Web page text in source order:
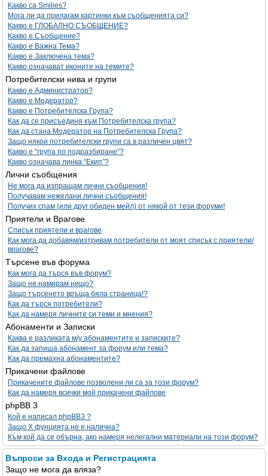
Какво са Smilies?
Мога ли да прилагам картинки към съобщенията си?
Какво е ГЛОБАЛНО СЪОБЩЕНИЕ?
Какво е Съобщение?
Какво е Важна Тема?
Какво е Заключена тема?
Какво означават иконите на темите?
Потребителски нива и групи
Какво е Администратор?
Какво е Модератор?
Какво е Потребителска Група?
Как да се присъединя към Потребителска група?
Как да стана Модератор на Потребителска Група?
Защо някои потребителски групи са в различен цвят?
Какво е “група по подразбиране”?
Какво означава линка “Екип”?
Лични съобщения
Не мога да изпращам лични съобщения!
Получавам нежелани лични съобщения!
Получих спам (или друг обиден мейл) от някой от тези форуми!
Приятели и Врагове
Списък приятели и врагове
Как мога да добавям/изтривам потребители от моят списък с приятели/
врагове?
Търсене във форума
Как мога да търся във форум?
Защо не намирам нищо?
Защо търсенето връща бяла страница!?
Как да търся потребители?
Как да намеря личните си теми и мнения?
Абонаменти и Записки
Каква е разликата м/у абонаментите и записките?
Как да запиша абонамент за форум или тема?
Как да премахна абонаментите?
Прикачени файлове
Прикачените файлове позволени ли са за този форум?
Как да намеря всички мой прикачени файлове
phpBB 3
Кой е написал phpBB3 ?
Защо X фунцията не е налична?
Към кой да се обърна, ако намеря нелегални материали на този форум?
Въпроси за Входа и Регистрацията
Защо не мога да вляза?